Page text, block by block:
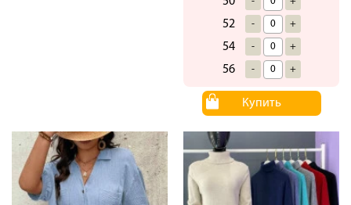
52 - +
54 - +
56 - +
Купить